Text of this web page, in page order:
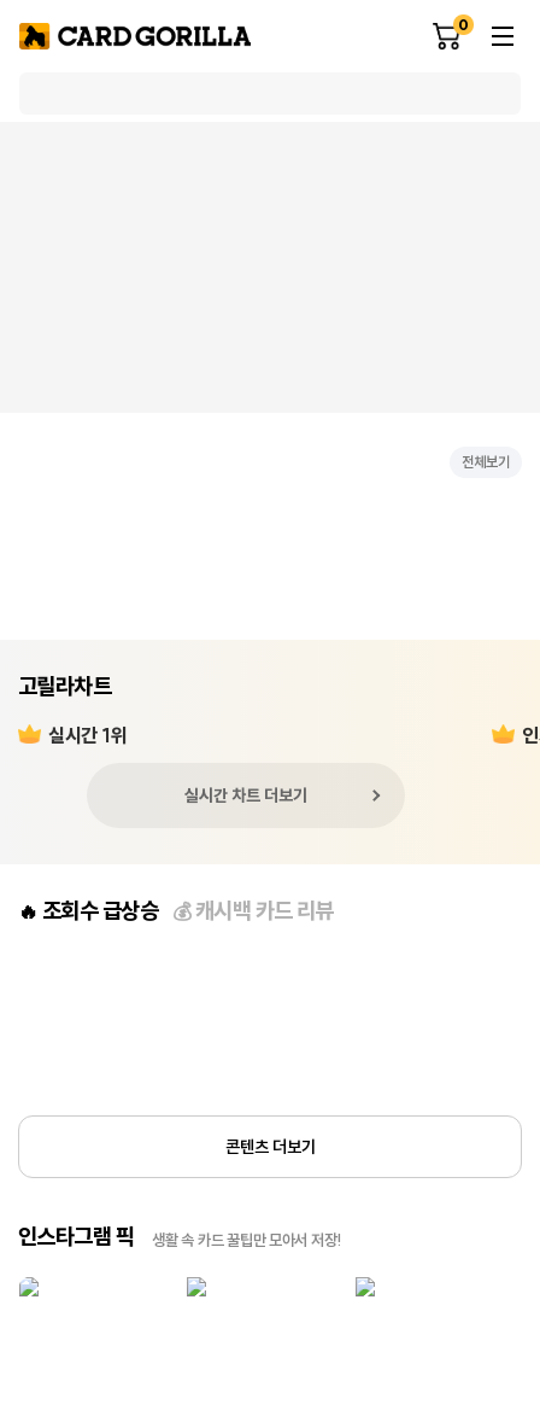
0
전체보기
고릴라차트
실시간 1위
실시간 차트 더보기
🔥 조회수 급상승 💰캐시백 카드 리뷰
콘텐츠 더보기
인스타그램 픽 생활 속 카드 꿀팁만 모아서 저장!